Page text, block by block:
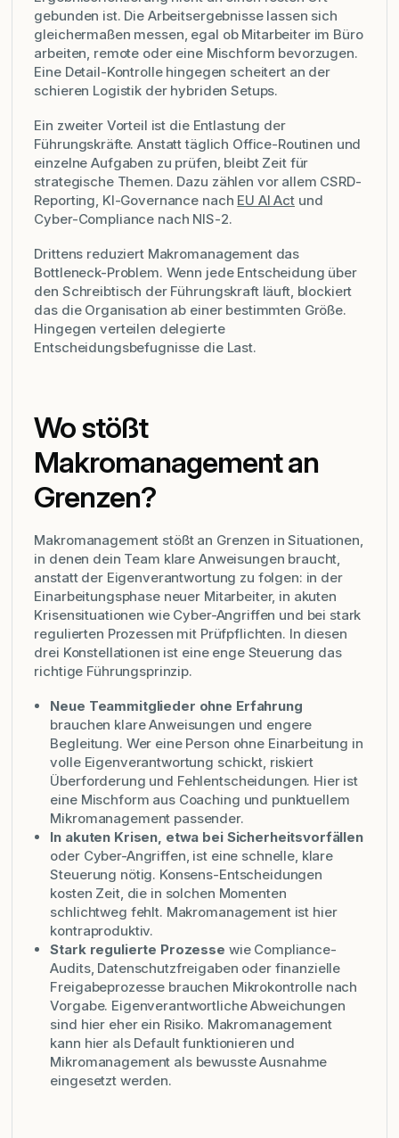
gebunden ist. Die Arbeitsergebnisse lassen sich
gleichermaßen messen, egal ob Mitarbeiter im Büro
arbeiten, remote oder eine Mischform bevorzugen.
Eine Detail-Kontrolle hingegen scheitert an der
schieren Logistik der hybriden Setups.
Ein zweiter Vorteil ist die Entlastung der
Führungskräfte. Anstatt täglich Office-Routinen und
einzelne Aufgaben zu prüfen, bleibt Zeit für
strategische Themen. Dazu zählen vor allem CSRD-
Reporting, KI-Governance nach EU AI Act und
Cyber-Compliance nach NIS-2.
Drittens reduziert Makromanagement das
Bottleneck-Problem. Wenn jede Entscheidung über
den Schreibtisch der Führungskraft läuft, blockiert
das die Organisation ab einer bestimmten Größe.
Hingegen verteilen delegierte
Entscheidungsbefugnisse die Last.
Wo stößt
Makromanagement an
Grenzen?
Makromanagement stößt an Grenzen in Situationen,
in denen dein Team klare Anweisungen braucht,
anstatt der Eigenverantwortung zu folgen: in der
Einarbeitungsphase neuer Mitarbeiter, in akuten
Krisensituationen wie Cyber-Angriffen und bei stark
regulierten Prozessen mit Prüfpflichten. In diesen
drei Konstellationen ist eine enge Steuerung das
richtige Führungsprinzip.
Neue Teammitglieder ohne Erfahrung
brauchen klare Anweisungen und engere
Begleitung. Wer eine Person ohne Einarbeitung in
volle Eigenverantwortung schickt, riskiert
Überforderung und Fehlentscheidungen. Hier ist
eine Mischform aus Coaching und punktuellem
Mikromanagement passender.
In akuten Krisen, etwa bei Sicherheitsvorfällen
oder Cyber-Angriffen, ist eine schnelle, klare
Steuerung nötig. Konsens-Entscheidungen
kosten Zeit, die in solchen Momenten
schlichtweg fehlt. Makromanagement ist hier
kontraproduktiv.
Stark regulierte Prozesse wie Compliance-
Audits, Datenschutzfreigaben oder finanzielle
Freigabeprozesse brauchen Mikrokontrolle nach
Vorgabe. Eigenverantwortliche Abweichungen
sind hier eher ein Risiko. Makromanagement
kann hier als Default funktionieren und
Mikromanagement als bewusste Ausnahme
eingesetzt werden.